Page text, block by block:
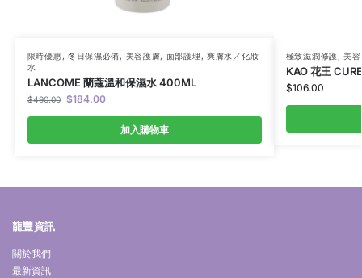
限時優惠, 冬日保濕必備, 美容護膚, 面部護理 ,爽膚水／化妝
水
LANCOME 蘭蔻溫和保濕水 400ML
$490.00 $184.00
加入購物車
極致滋潤修護,美
KAO 花王
$106.00
龍豐資訊
關於我們
最新資訊